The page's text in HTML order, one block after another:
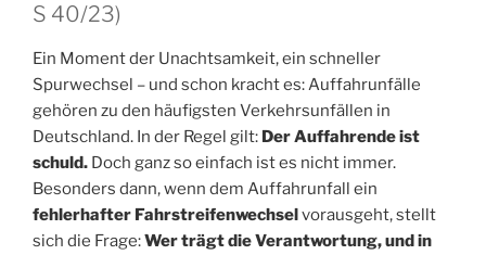
S 40/23)
Ein Moment der Unachtsamkeit, ein schneller
Spurwechsel – und schon kracht es: Auffahrunfälle
gehören zu den häufigsten Verkehrsunfällen in
Deutschland. In der Regel gilt: Der Auffahrende ist
schuld. Doch ganz so einfach ist es nicht immer.
Besonders dann, wenn dem Auffahrunfall ein
fehlerhafter Fahrstreifenwechselvorausgeht, stellt
sich die Frage:Wer trägt die Verantwortung, und in